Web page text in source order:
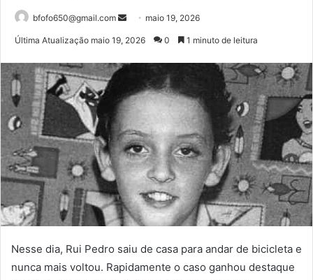
bfofo650@gmail.com
Mande
mail
maio 19, 2026
Última Atualização maio 19, 2026 0 1 minuto de leitura
Nesse dia, Rui Pedro saiu de casa para andar de bicicleta e
nunca mais voltou. Rapidamente o caso ganhou destaque